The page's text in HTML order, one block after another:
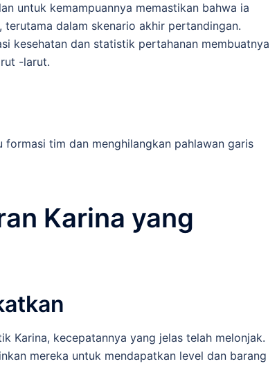
untuk kemampuannya memastikan bahwa ia
dalam skenario akhir pertandingan.
kesehatan dan statistik pertahanan membuatnya
-larut.
tim dan menghilangkan pahlawan garis
Karina yang
Karina, kecepatannya yang jelas telah melonjak.
mereka untuk mendapatkan level dan barang